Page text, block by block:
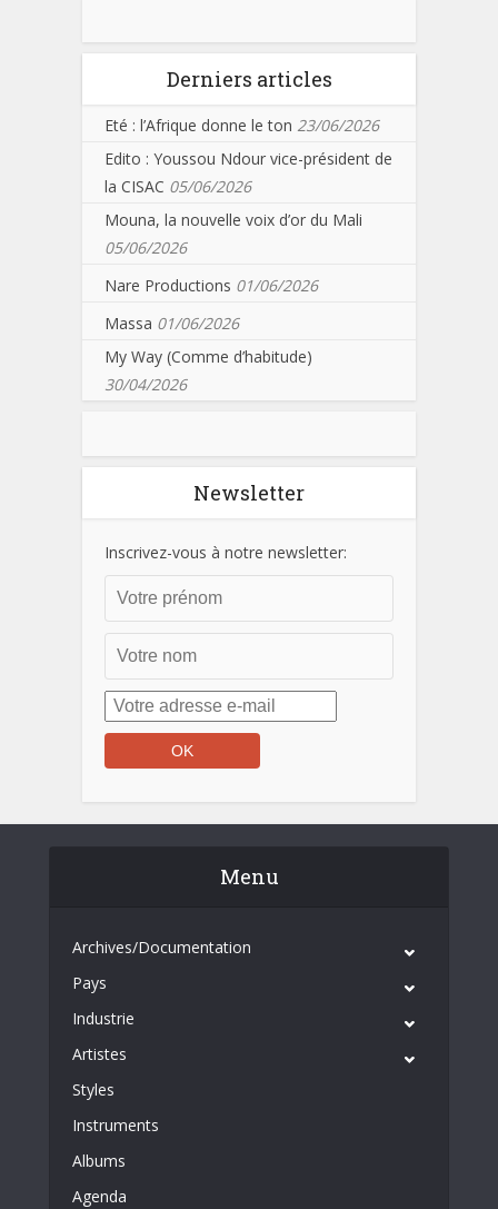
Derniers articles
Eté : l’Afrique donne le ton 23/06/2026
Edito : Youssou Ndour vice-président de
la CISAC 05/06/2026
Mouna, la nouvelle voix d’or du Mali
05/06/2026
Nare Productions 01/06/2026
Massa 01/06/2026
My Way (Comme d’habitude)
30/04/2026
Newsletter
Inscrivez-vous à notre newsletter:
Menu
Archives/Documentation
Pays
Industrie
Artistes
Styles
Instruments
Albums
Agenda